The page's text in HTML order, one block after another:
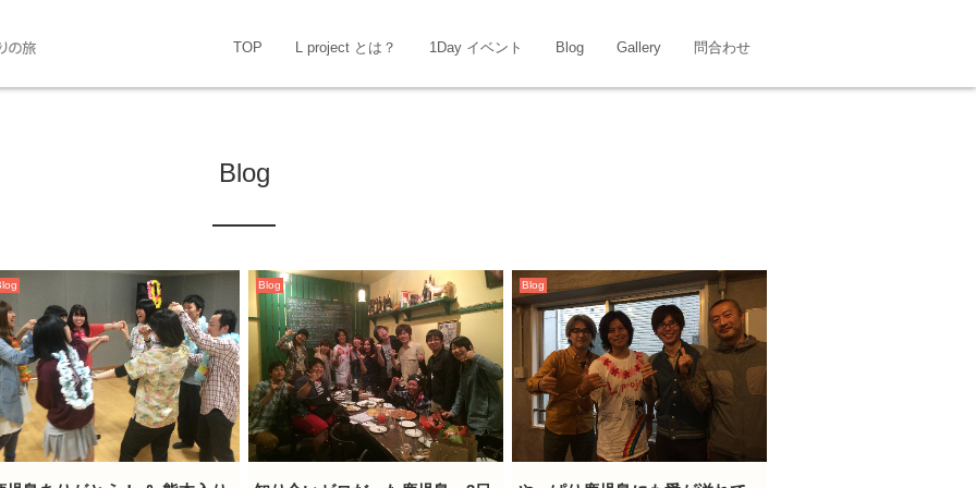
TOP L project とは？ 1Day イベント Blog Gallery 問合わせ
Blog
Blog Blog